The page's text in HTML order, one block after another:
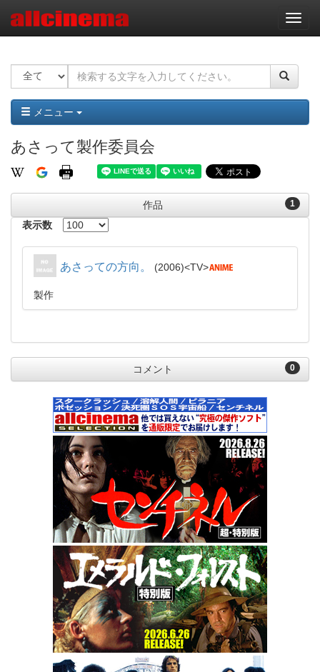
ナ
ビ
ー
ョ
ン
メニュー
あさって製作委員会
1
作品
表示数
あさっての方向。 2006 TV
製作
0
コメント